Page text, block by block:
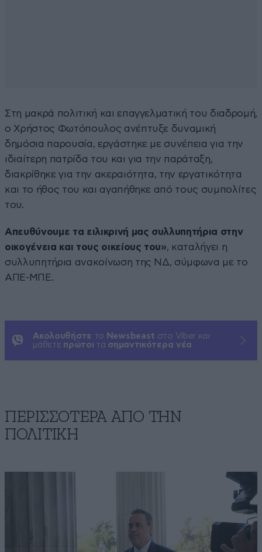
Στη μακρά πολιτική και επαγγελματική του διαδρομή,
ο Χρήστος Φωτόπουλος ανέπτυξε δυναμική
δημόσια παρουσία, εργάστηκε με συνέπεια για την
ιδιαίτερη πατρίδα του και για την παράταξη,
διακρίθηκε για την ακεραιότητα, την εργατικότητα
και το ήθος του και αγαπήθηκε από τους συμπολίτες
του.
Απευθύνουμε τα ειλικρινή μας συλλυπητήρια στην
οικογένεια και τους οικείους του», καταλήγει η
συλλυπητήρια ανακοίνωση της ΝΔ, σύμφωνα με το
ΑΠΕ-ΜΠΕ.
Ακολουθήστε το Newsbeast στο Viber και
μάθετε πρώτοι τα σημαντικότερα νέα
ΠΕΡΙΣΣΟΤΕΡΑ ΑΠΟ ΤΗΝ
ΠΟΛΙΤΙΚΗ